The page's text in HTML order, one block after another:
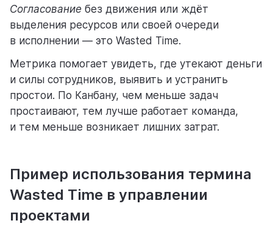
тарифные планы для любых команд
помогаем научиться работать в Weeek
Согласование без движения или ждёт
выделения ресурсов или своей очереди
в исполнении — это Wasted Time.
Метрика помогает увидеть, где утекают деньги
и силы сотрудников, выявить и устранить
простои. По Канбану, чем меньше задач
простаивают, тем лучше работает команда,
и тем меньше возникает лишних затрат.
Пример использования термина
Wasted Time в управлении
проектами